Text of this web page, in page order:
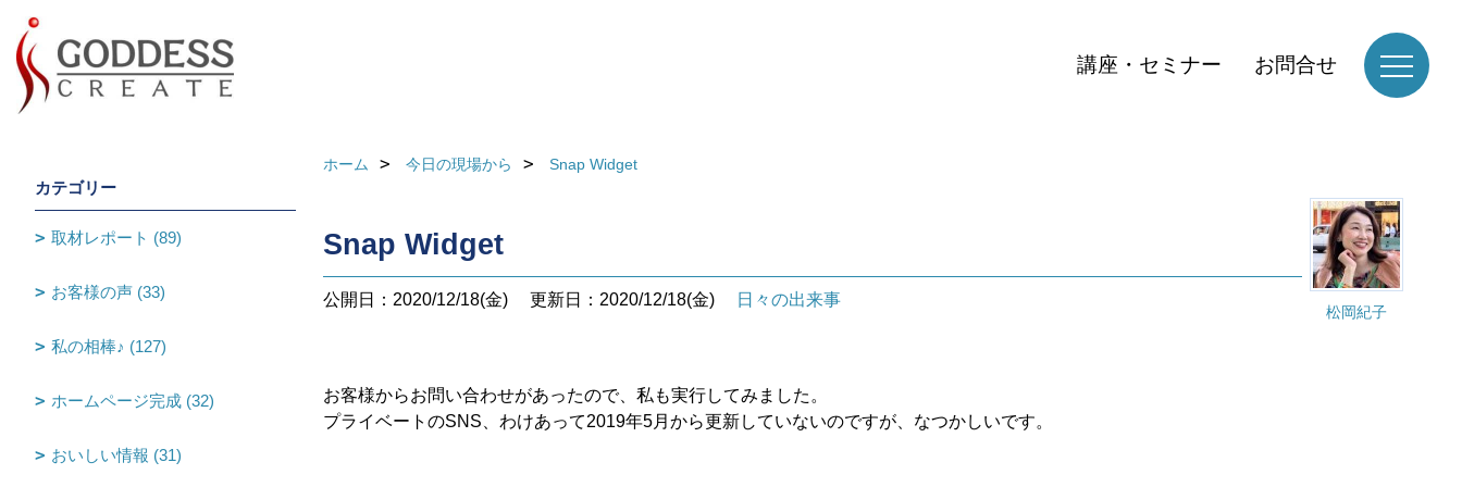
講座・セミナー お問合せ
ホーム 今日の現場から Snap Widget
松岡紀子
Snap Widget
公開日：2020/12/18(金) 更新日：2020/12/18(金) 日々の出来事
お客様からお問い合わせがあったので、私も実行してみました。
プライベートのSNS、わけあって2019年5月から更新していないのですが、なつかしいです。
カテゴリー
取材レポート (89)
お客様の声 (33)
私の相棒♪ (127)
ホームページ完成 (32)
おいしい情報 (31)